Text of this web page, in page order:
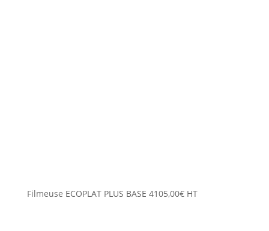
Filmeuse ECOPLAT PLUS BASE 4105,00€ HT